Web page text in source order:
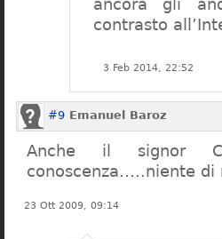
ancora gli
contrasto
3 Feb 2014, 22:52
#9 Emanuel Baroz
Anche il signor
conoscenza…..niente di
23 Ott 2009, 09:14